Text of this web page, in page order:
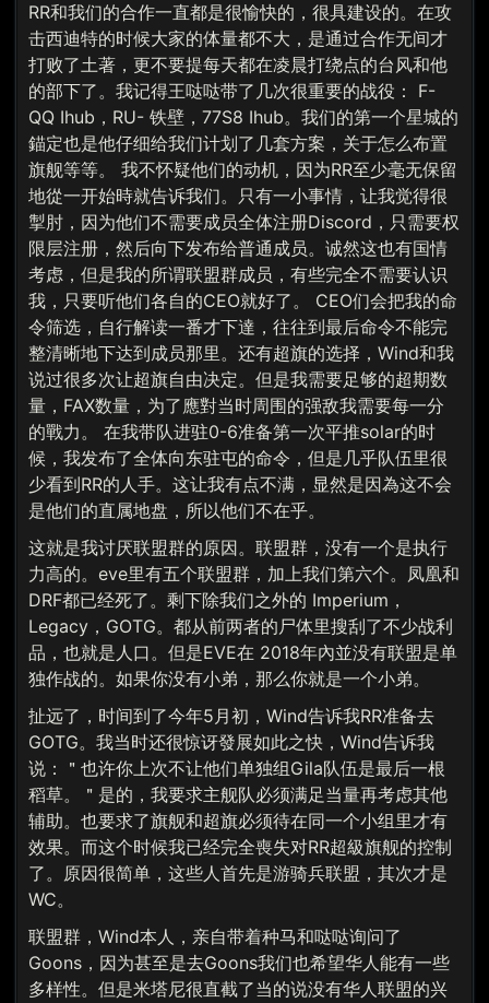
RR和我们的合作一直都是很愉快的，很具建设的。在攻
击西迪特的时候大家的体量都不大，是通过合作无间才
打败了土著，更不要提每天都在凌晨打绕点的台风和他
的部下了。我记得王哒哒带了几次很重要的战役： F-
QQ Ihub，RU- 铁壁，77S8 Ihub。我们的第一个星城的
錨定也是他仔细给我们计划了几套方案，关于怎么布置
旗舰等等。 我不怀疑他们的动机，因为RR至少毫无保留
地從一开始時就告诉我们。只有一小事情，让我觉得很
掣肘，因为他们不需要成员全体注册Discord，只需要权
限层注册，然后向下发布给普通成员。诚然这也有国情
考虑，但是我的所谓联盟群成员，有些完全不需要认识
我，只要听他们各自的CEO就好了。 CEO们会把我的命
令筛选，自行解读一番才下達，往往到最后命令不能完
整清晰地下达到成员那里。还有超旗的选择，Wind和我
说过很多次让超旗自由决定。但是我需要足够的超期数
量，FAX数量，为了應對当时周围的强敌我需要每一分
的戰力。 在我带队进驻0-6准备第一次平推solar的时
候，我发布了全体向东驻屯的命令，但是几乎队伍里很
少看到RR的人手。这让我有点不满，显然是因為这不会
是他们的直属地盘，所以他们不在乎。
这就是我讨厌联盟群的原因。联盟群，没有一个是执行
力高的。eve里有五个联盟群，加上我们第六个。凤凰和
DRF都已经死了。剩下除我们之外的 Imperium，
Legacy，GOTG。都从前两者的尸体里搜刮了不少战利
品，也就是人口。但是EVE在 2018年內並没有联盟是单
独作战的。如果你没有小弟，那么你就是一个小弟。
扯远了，时间到了今年5月初，Wind告诉我RR准备去
GOTG。我当时还很惊讶發展如此之快，Wind告诉我
说：＂也许你上次不让他们单独组Gila队伍是最后一根
稻草。＂是的，我要求主舰队必须满足当量再考虑其他
辅助。也要求了旗舰和超旗必须待在同一个小组里才有
效果。而这个时候我已经完全喪失对RR超級旗舰的控制
了。原因很简单，这些人首先是游骑兵联盟，其次才是
WC。
联盟群，Wind本人，亲自带着种马和哒哒询问了
Goons，因为甚至是去Goons我们也希望华人能有一些
多样性。但是米塔尼很直截了当的说没有华人联盟的兴